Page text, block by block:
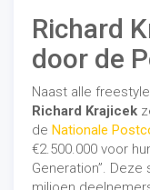
Richard
door de
Naast alle
Richard Krajicek
de Nationale
€2.500.000 voor
Generation”.